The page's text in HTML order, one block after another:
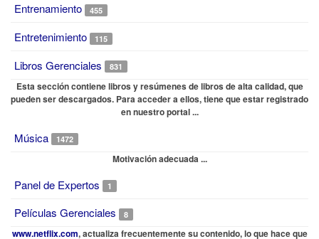
Entrenamiento 455
Entretenimiento 115
Libros Gerenciales 831
Esta sección contiene libros y resúmenes de libros de alta calidad, que
pueden ser descargados. Para acceder a ellos, tiene que estar registrado
en nuestro portal ...
Música 1472
Motivación adecuada ...
Panel de Expertos 1
Películas Gerenciales 8
www.netflix.com, actualiza frecuentemente su contenido, lo que hace que